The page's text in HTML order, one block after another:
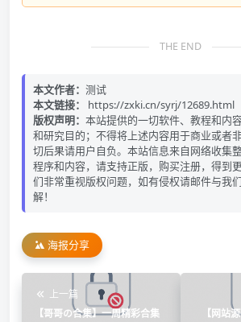
THE END
本文作者： 测试
本文链接：
https://zxki.cn/syrj/12689.html
版权声明： 本站提供的一切软件、教程和内
和研究目的；不得将上述内容用于商业或者
切后果请用户自负。本站信息来自网络收集
程序和内容，请支持正版，购买注册，得到
们非常重视版权问题，如有侵权请邮件与我
解！
海报分享
上一篇
【哥哥の合集】一周精彩合集
【网站